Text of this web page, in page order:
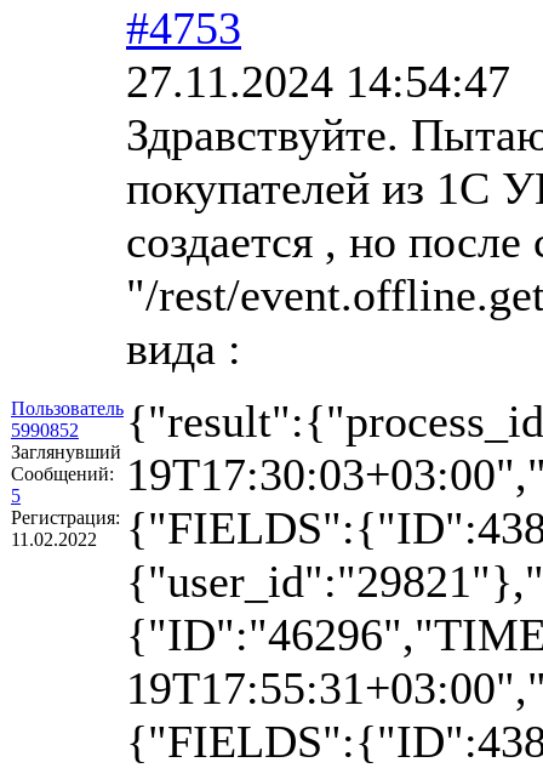
Пользователь
5990852
Заглянувший
Сообщений:
5
Регистрация:
11.02.2022
#4753
27.11.2024 14:54:47
Здравствуйте.
покупателей из 1С
создается , но
"/rest/
вида :